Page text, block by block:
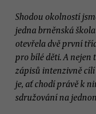
Shodou okolností
jedna brněnská
otevřela dvě první
pro bílé děti. A nejen
zápisů intenzivně
je, ať chodí právě k
sdružování na